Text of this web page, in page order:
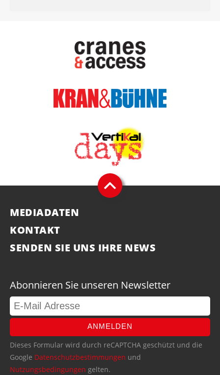
MEDIADATEN
KONTAKT
SENDEN SIE UNS IHRE NEWS
Abonnieren Sie unseren Newsletter
ANMELDEN
Dieses Formular wird durch reCAPTCHA geschützt und die
Google Datenschutzbestimmungen und
Nutzungsbedingungen gelten.